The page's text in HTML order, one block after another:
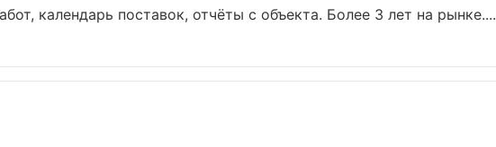
календарь поставок, отчёты с объекта. Более 3 лет на рынке....